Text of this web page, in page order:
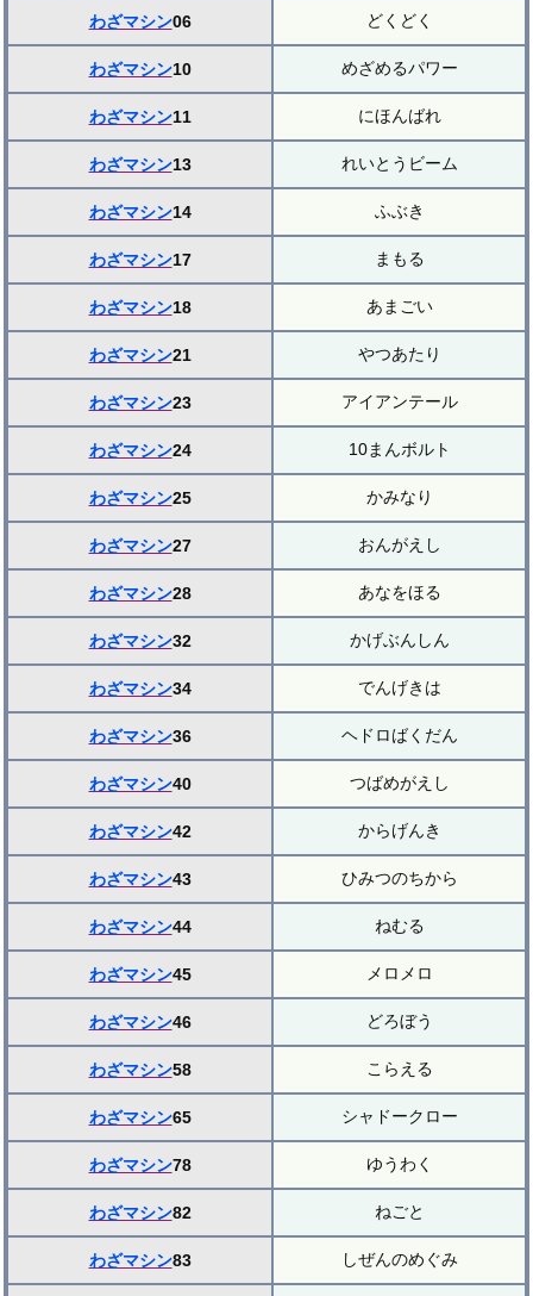
わざマシン06 どくどく
わざマシン10 めざめるパワー
わざマシン11 にほんばれ
わざマシン13 れいとうビーム
わざマシン14 ふぶき
わざマシン17 まもる
わざマシン18 あまごい
わざマシン21 やつあたり
わざマシン23 アイアンテール
わざマシン24 10まんボルト
わざマシン25 かみなり
わざマシン27 おんがえし
わざマシン28 あなをほる
わざマシン32 かげぶんしん
わざマシン34 でんげきは
わざマシン36 ヘドロばくだん
わざマシン40 つばめがえし
わざマシン42 からげんき
わざマシン43 ひみつのちから
わざマシン44 ねむる
わざマシン45 メロメロ
わざマシン46 どろぼう
わざマシン58 こらえる
わざマシン65 シャドークロー
わざマシン78 ゆうわく
わざマシン82 ねごと
わざマシン83 しぜんのめぐみ